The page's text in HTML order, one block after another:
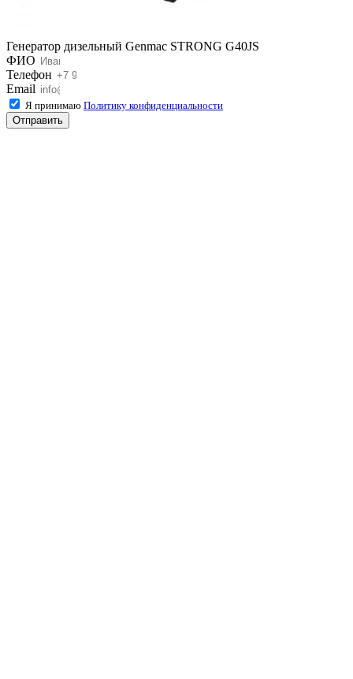
Генератор дизельный Genmac STRONG G40JS
ФИО
Телефон
Email
Я принимаю Политику конфиденциальности
Отправить